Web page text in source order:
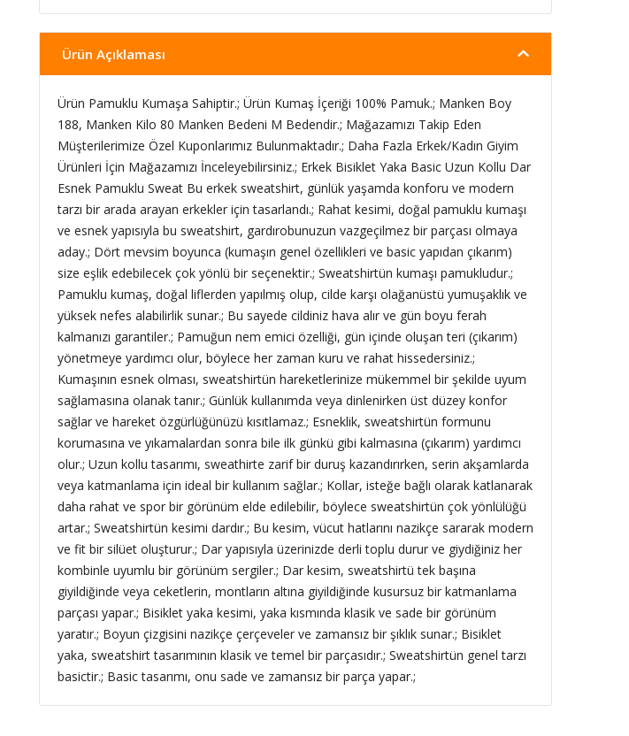
Ürün Açıklaması
Ürün Pamuklu Kumaşa Sahiptir.; Ürün Kumaş İçeriği 100% Pamuk.; Manken Boy
188, Manken Kilo 80 Manken Bedeni M Bedendir.; Mağazamızı Takip Eden
Müşterilerimize Özel Kuponlarımız Bulunmaktadır.; Daha Fazla Erkek/Kadın Giyim
Ürünleri İçin Mağazamızı İnceleyebilirsiniz.; Erkek Bisiklet Yaka Basic Uzun Kollu Dar
Esnek Pamuklu Sweat Bu erkek sweatshirt, günlük yaşamda konforu ve modern
tarzı bir arada arayan erkekler için tasarlandı.; Rahat kesimi, doğal pamuklu kumaşı
ve esnek yapısıyla bu sweatshirt, gardırobunuzun vazgeçilmez bir parçası olmaya
aday.; Dört mevsim boyunca (kumaşın genel özellikleri ve basic yapıdan çıkarım)
size eşlik edebilecek çok yönlü bir seçenektir.; Sweatshirtün kumaşı pamukludur.;
Pamuklu kumaş, doğal liflerden yapılmış olup, cilde karşı olağanüstü yumuşaklık ve
yüksek nefes alabilirlik sunar.; Bu sayede cildiniz hava alır ve gün boyu ferah
kalmanızı garantiler.; Pamuğun nem emici özelliği, gün içinde oluşan teri (çıkarım)
yönetmeye yardımcı olur, böylece her zaman kuru ve rahat hissedersiniz.;
Kumaşının esnek olması, sweatshirtün hareketlerinize mükemmel bir şekilde uyum
sağlamasına olanak tanır.; Günlük kullanımda veya dinlenirken üst düzey konfor
sağlar ve hareket özgürlüğünüzü kısıtlamaz.; Esneklik, sweatshirtün formunu
korumasına ve yıkamalardan sonra bile ilk günkü gibi kalmasına (çıkarım) yardımcı
olur.; Uzun kollu tasarımı, sweathirte zarif bir duruş kazandırırken, serin akşamlarda
veya katmanlama için ideal bir kullanım sağlar.; Kollar, isteğe bağlı olarak katlanarak
daha rahat ve spor bir görünüm elde edilebilir, böylece sweatshirtün çok yönlülüğü
artar.; Sweatshirtün kesimi dardır.; Bu kesim, vücut hatlarını nazikçe sararak modern
ve fit bir silüet oluşturur.; Dar yapısıyla üzerinizde derli toplu durur ve giydiğiniz her
kombinle uyumlu bir görünüm sergiler.; Dar kesim, sweatshirtü tek başına
giyildiğinde veya ceketlerin, montların altına giyildiğinde kusursuz bir katmanlama
parçası yapar.; Bisiklet yaka kesimi, yaka kısmında klasik ve sade bir görünüm
yaratır.; Boyun çizgisini nazikçe çerçeveler ve zamansız bir şıklık sunar.; Bisiklet
yaka, sweatshirt tasarımının klasik ve temel bir parçasıdır.; Sweatshirtün genel tarzı
basictir.; Basic tasarımı, onu sade ve zamansız bir parça yapar.;